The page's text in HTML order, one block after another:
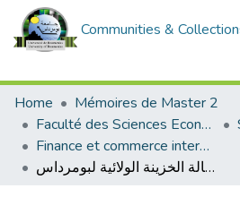
Communities &
Home
Mémoires de Master 2
Faculté des Sciences Economiques, Commerciales et des Sciences de Gestion
Finance et commerce international
آليات تنفيذ نفقات الميزانية العامة في الجزائر : دراسة حالة الخزينة الولائية لبومرداس